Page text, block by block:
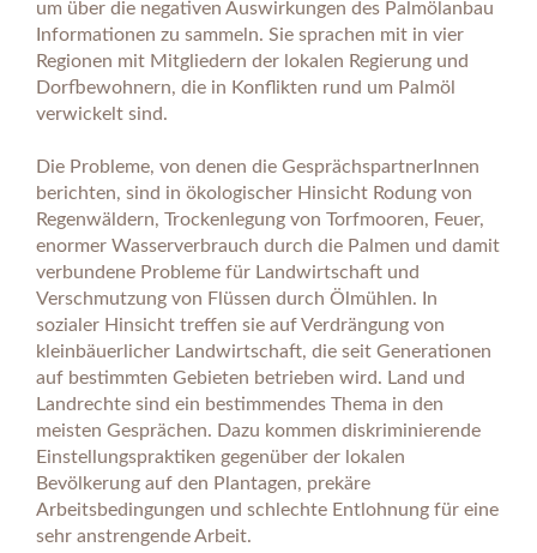
um über die negativen Auswirkungen des Palmölanbau
Informationen zu sammeln. Sie sprachen mit in vier
Regionen mit Mitgliedern der lokalen Regierung und
Dorfbewohnern, die in Konflikten rund um Palmöl
verwickelt sind.
Die Probleme, von denen die GesprächspartnerInnen
berichten, sind in ökologischer Hinsicht Rodung von
Regenwäldern, Trockenlegung von Torfmooren, Feuer,
enormer Wasserverbrauch durch die Palmen und damit
verbundene Probleme für Landwirtschaft und
Verschmutzung von Flüssen durch Ölmühlen. In
sozialer Hinsicht treffen sie auf Verdrängung von
kleinbäuerlicher Landwirtschaft, die seit Generationen
auf bestimmten Gebieten betrieben wird. Land und
Landrechte sind ein bestimmendes Thema in den
meisten Gesprächen. Dazu kommen diskriminierende
Einstellungspraktiken gegenüber der lokalen
Bevölkerung auf den Plantagen, prekäre
Arbeitsbedingungen und schlechte Entlohnung für eine
sehr anstrengende Arbeit.